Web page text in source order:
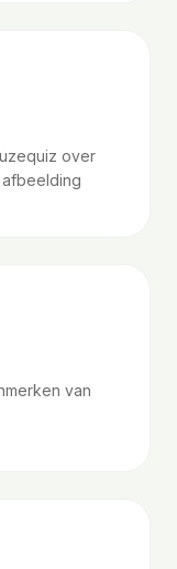
over
van